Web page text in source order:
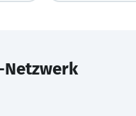
Netzwerk